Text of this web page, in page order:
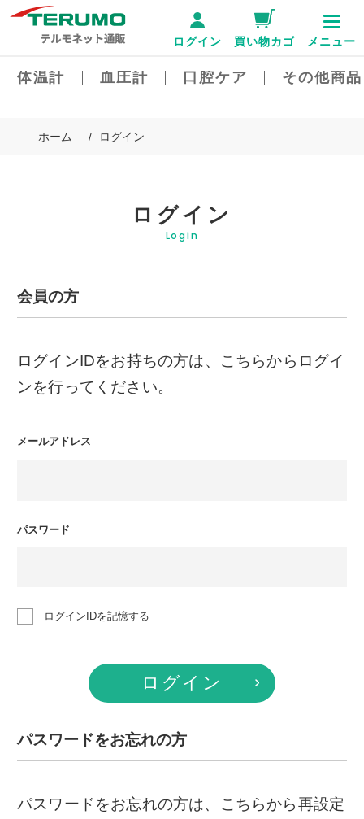
体温計 血圧計 口腔ケア その他商
ログイン 買い物カゴ メニュー
ホーム ログイン
ログイン
Login
会員の方
ログインIDをお持ちの方は、こちらからログイ
ンを行ってください。
メールアドレス
パスワード
ログインIDを記憶する
ログイン
パスワードをお忘れの方
パスワードをお忘れの方は、こちらから再設定